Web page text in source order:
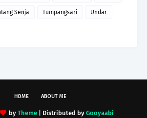
Senja Tumpangsari Undar
HOME ABOUT ME
by Theme | Distributed by Gooyaabi